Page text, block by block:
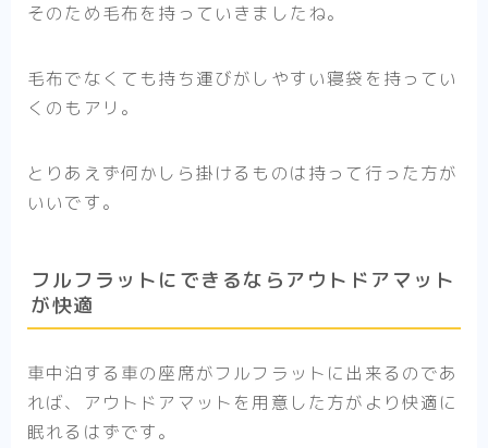
そのため毛布を持っていきましたね。
毛布でなくても持ち運びがしやすい寝袋を持ってい
くのもアリ。
とりあえず何かしら掛けるものは持って行った方が
いいです。
フルフラットにできるならアウトドアマット
が快適
車中泊する車の座席がフルフラットに出来るのであ
れば、アウトドアマットを用意した方がより快適に
眠れるはずです。